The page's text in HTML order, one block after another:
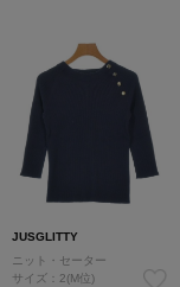
JUSGLITTY
ニット・セーター
サイズ：2(M位)